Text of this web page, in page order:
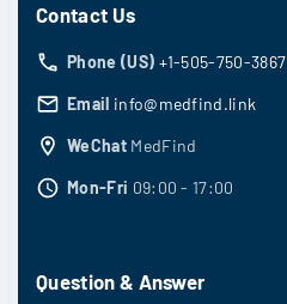
Contact Us
Phone (US) +1-505-750-3867
Email info@medfind.link
WeChat MedFind
Mon-Fri 09:00 - 17:00
Question & Answer